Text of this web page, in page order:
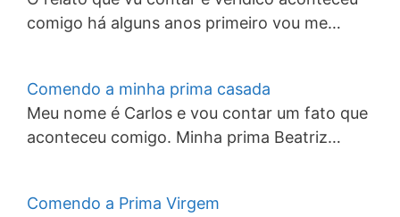
comigo há alguns anos primeiro vou me…
Comendo a minha prima casada
Meu nome é Carlos e vou contar um fato que
aconteceu comigo. Minha prima Beatriz…
Comendo a Prima Virgem